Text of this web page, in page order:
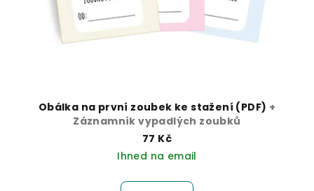
Obálka na první zoubek ke stažení (PDF) +
Záznamník vypadlých zoubků
77 Kč
Ihned na email